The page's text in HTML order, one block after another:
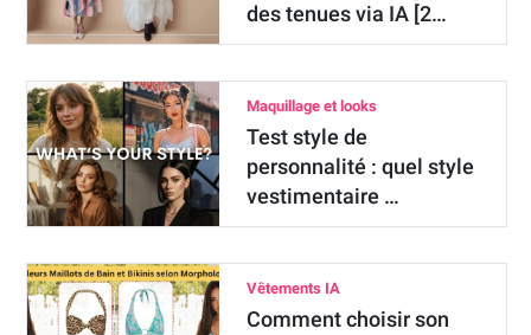
des tenues via IA [2…
Maquillage et looks
Test style de
personnalité : quel style
vestimentaire …
Vêtements IA
Comment choisir son